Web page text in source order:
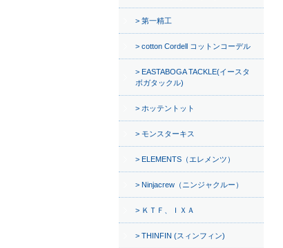
第一精工
cotton Cordell コットンコーデル
EASTABOGA TACKLE(イースタ
ボガタックル)
ホッテントット
モンスターキス
ELEMENTS（エレメンツ）
Ninjacrew（ニンジャクルー）
ＫＴＦ、ＩＸＡ
THINFIN (スィンフィン)